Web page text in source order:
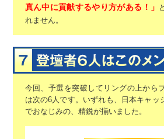
真ん中に貢献するやり方がある！」
れません。
今回、予選を突破してリングの上から
は次の6人です。 いずれも、日本キャッ
でおなじみの、精鋭が揃いました。